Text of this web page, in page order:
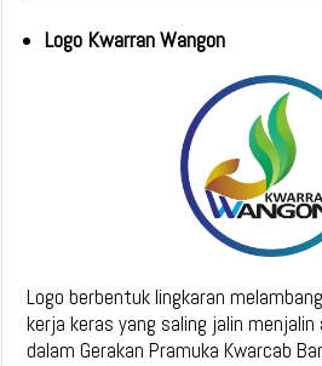
Logo Kwarran Wangon
Logo berbentuk lingkaran
kerja keras yang saling jalin
dalam Gerakan Pramuka Kwarcab